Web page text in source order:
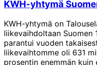
KWH-yhtymä
KWH-yhtymä on
liikevaihdoltaan Suomen
parantui vuoden
liikevaihtomme oli 631
prosentin enemmän kuin